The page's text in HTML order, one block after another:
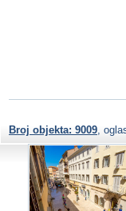
Broj objekta: 9009 ,